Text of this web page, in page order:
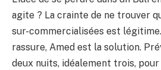
agite ? La crainte de ne trouver
sur-commercialisées est
rassure, Amed est la solution.
deux nuits, idéalement trois,